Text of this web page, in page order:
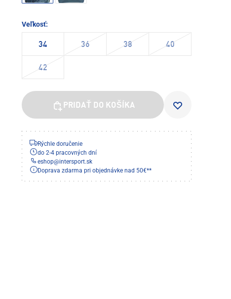
Veľkosť:
34 36 38 40
42
PRIDAŤ DO KOŠÍKA
Rýchle doručenie
do 2-4 pracovných dní
eshop@intersport.sk
Doprava zdarma pri objednávke nad 50€**